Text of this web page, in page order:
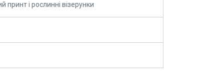
принт і рослинні візерунки